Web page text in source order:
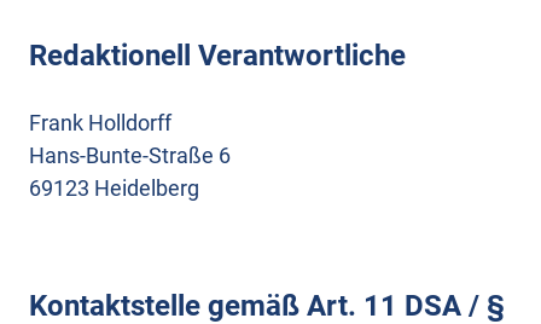
Redaktionell Verantwortliche
Frank Holldorff
Hans-Bunte-Straße 6
69123 Heidelberg
Kontaktstelle gemäß Art. 11 DSA / §